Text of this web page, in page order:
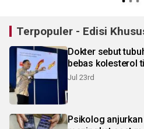
Terpopuler - Edisi
Dokter sebut
bebas kolesterol
Jul 23rd
Psikolog